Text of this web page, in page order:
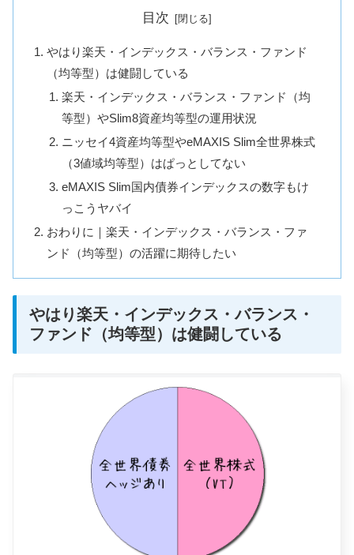
目次
やはり楽天・インデックス・バランス・ファンド
（均等型）は健闘している
楽天・インデックス・バランス・ファンド（均
等型）やSlim8資産均等型の運用状況
ニッセイ4資産均等型やeMAXIS Slim全世界株式
（3値域均等型）はぱっとしてない
eMAXIS Slim国内債券インデックスの数字もけ
っこうヤバイ
おわりに｜楽天・インデックス・バランス・ファ
ンド（均等型）の活躍に期待したい
やはり楽天・インデックス・バランス・
ファンド（均等型）は健闘している